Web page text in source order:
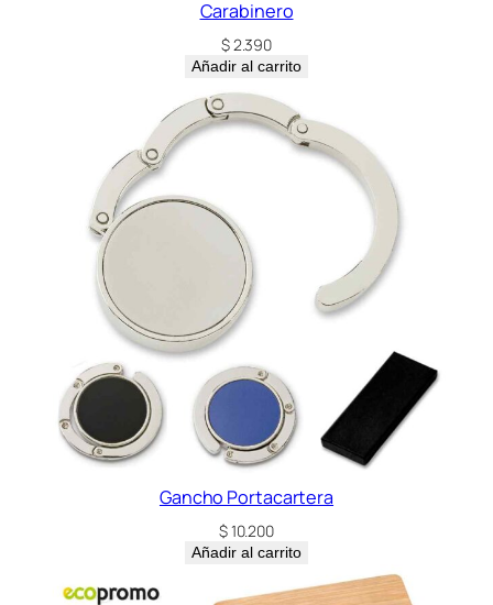
Carabinero
$2.390
Añadir al carrito
Gancho Portacartera
$10.200
Añadir al carrito